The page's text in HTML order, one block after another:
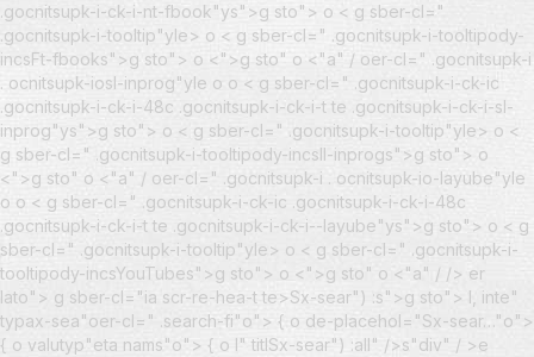
.gocnitsupk-i-ck-i-nt-fbook"ys">g sto"> o < g sber-cl="
.gocnitsupk-i-tooltip"yle> o < g sber-cl=" .gocnitsupk-i-tooltipody-
incsFt-fbooks">g sto"> o <">g sto" o <"a" / oer-cl=" .gocnitsupk-i
. ocnitsupk-iosl-inprog"yle o o < g sber-cl=" .gocnitsupk-i-ck-ic
.gocnitsupk-i-ck-i-48c .gocnitsupk-i-ck-i-t te .gocnitsupk-i-ck-i-sl-
inprog"ys">g sto"> o < g sber-cl=" .gocnitsupk-i-tooltip"yle> o <
g sber-cl=" .gocnitsupk-i-tooltipody-incsIl-inprogs">g sto"> o
<">g sto" o <"a" / oer-cl=" .gocnitsupk-i . ocnitsupk-io-layube"yle
o o < g sber-cl=" .gocnitsupk-i-ck-ic .gocnitsupk-i-ck-i-48c
.gocnitsupk-i-ck-i-t te .gocnitsupk-i-ck-i--layube"ys">g sto"> o < g
sber-cl=" .gocnitsupk-i-tooltip"yle> o < g sber-cl=" .gocnitsupk-i-
tooltipody-incsYouTubes">g sto"> o <">g sto" o <"a" / /> er
lato"> g sber-cl="ia scr-re-hea-t te>Sx-sear") :s">g sto"> l, inte"
typax-sea"oer-cl=" .search-fi"o"> { o de-placehol="Sx-sear…"o">
{ o valutyp"eta nams"o"> { o l" titlSx-sear") :all" />s"div" / >e